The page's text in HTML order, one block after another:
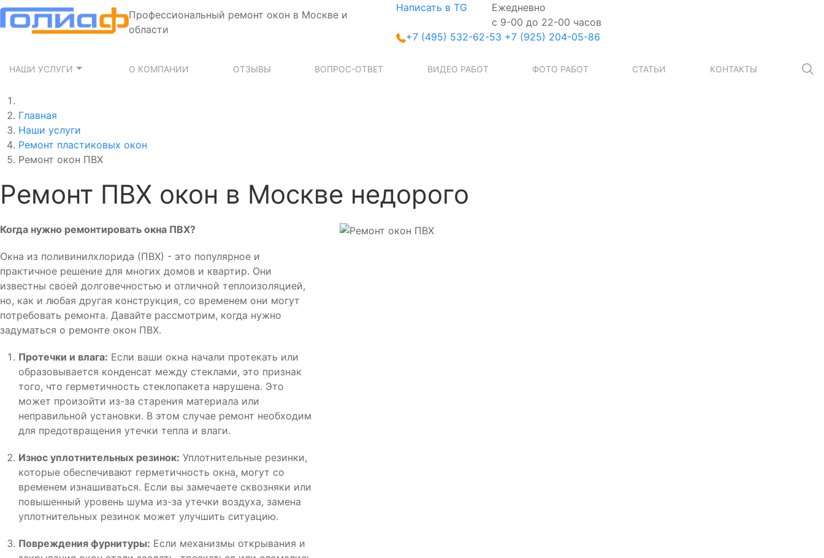
Профессиональный ремонт окон в Москве и
области
Написать в TG
Ежедневно
с 9-00 до 22-00 часов
+7 (495) 532-62-53 +7 (925) 204-05-86
НАШИ УСЛУГИ О КОМПАНИИ ОТЗЫВЫ ВОПРОС-ОТВЕТ ВИДЕО РАБОТ ФОТО РАБОТ СТАТЬИ КОНТАКТЫ
Главная
Наши услуги
Ремонт пластиковых окон
Ремонт окон ПВХ
Ремонт ПВХ окон в Москве недорого
Когда нужно ремонтировать окна ПВХ?
Окна из поливинилхлорида (ПВХ) - это популярное и
практичное решение для многих домов и квартир. Они
известны своей долговечностью и отличной теплоизоляцией,
но, как и любая другая конструкция, со временем они могут
потребовать ремонта. Давайте рассмотрим, когда нужно
задуматься о ремонте окон ПВХ.
Протечки и влага: Если ваши окна начали протекать или
образовывается конденсат между стеклами, это признак
того, что герметичность стеклопакета нарушена. Это
может произойти из-за старения материала или
неправильной установки. В этом случае ремонт необходим
для предотвращения утечки тепла и влаги.
Износ уплотнительных резинок: Уплотнительные резинки,
которые обеспечивают герметичность окна, могут со
временем изнашиваться. Если вы замечаете сквозняки или
повышенный уровень шума из-за утечки воздуха, замена
уплотнительных резинок может улучшить ситуацию.
Повреждения фурнитуры: Если механизмы открывания и